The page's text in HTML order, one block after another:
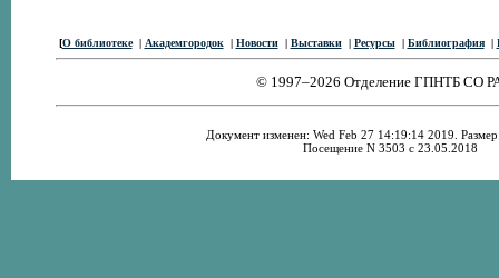
[О библиотеке| Академгородок| Новости| Выставки| Ресурсы| Библиография|
© 1997–2026 Отделение ГПНТБ СО
Документ изменен: Wed Feb 27 14:19:14 2019.
Посещение N 3503 с 23.05.2018